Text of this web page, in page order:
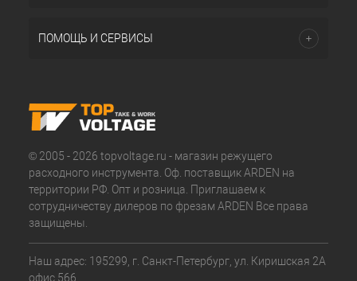
ПОМОЩЬ И СЕРВИСЫ
© 2005 - 2026 topvoltage.ru - магазин режущего
расходного инструмента. Оф. поставщик ARDEN на
территории РФ. Опт и розница. Приглашаем к
сотрудничеству дилеров по фрезам ARDEN Все права
защищены.
Наш адрес: 195299, г. Санкт-Петербург, ул. Киришская 2А
офис 566.